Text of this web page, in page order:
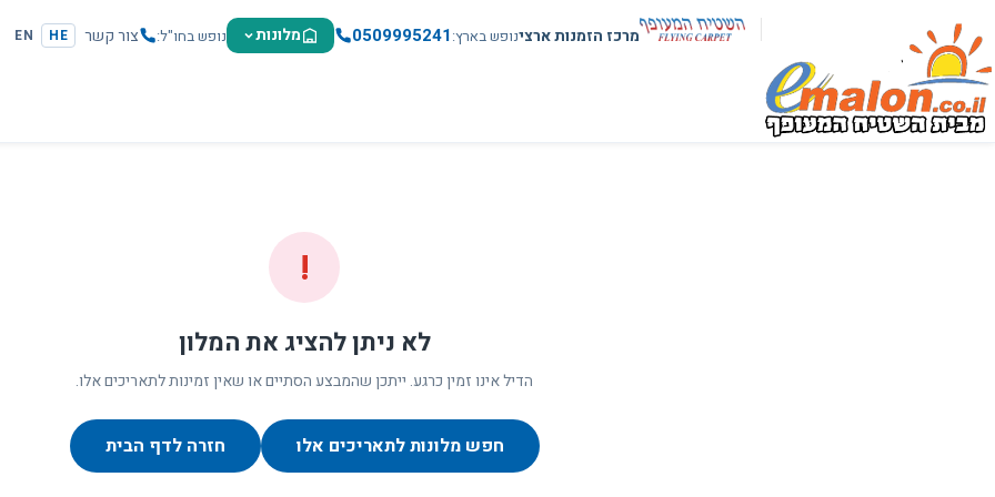
מרכז הזמנות ארצינופש בארץ 0509995241 מלונות נופש בחו"ל צור קשר HE
EN
!
לא ניתן להציג את המלון
הדיל אינו זמין כרגע. ייתכן שהמבצע הסתיים או שאין זמינות לתאריכים אלו.
חפש מלונות לתאריכים אלו חזרה לדף הבית